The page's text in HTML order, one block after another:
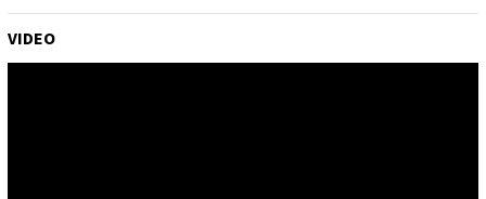
VIDEO